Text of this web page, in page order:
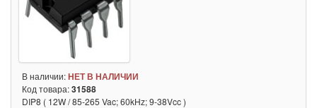
В наличии:НЕТ В НАЛИЧИИ
Код товара:31588
DIP8 ( 12W / 85-265 Vac; 60kHz; 9-38Vcc )